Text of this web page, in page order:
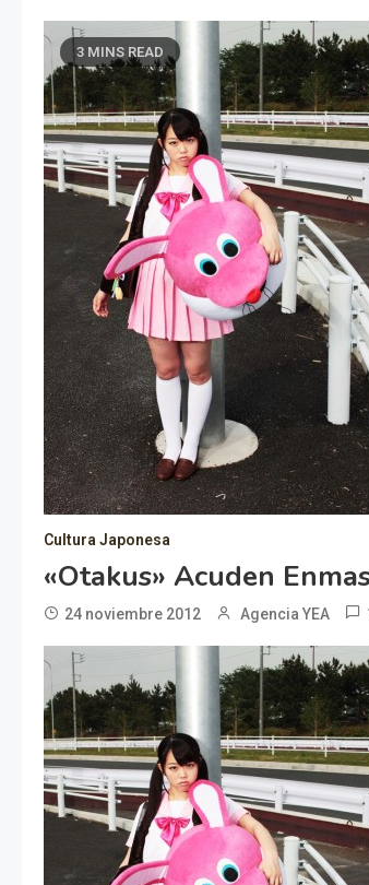
3 MINS READ
Cultura Japonesa
«Otakus» Acuden
24 noviembre 2012 Agencia YEA